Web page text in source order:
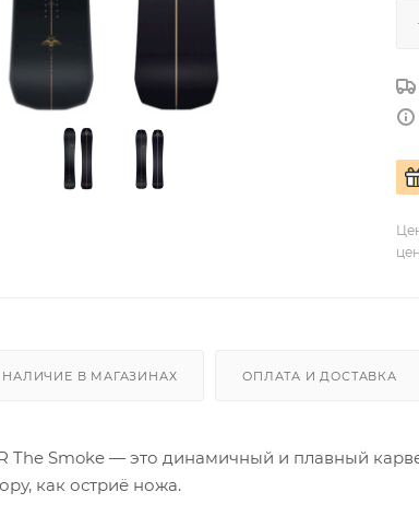
НАЛИЧИЕ В МАГАЗИНАХ ОПЛАТА И ДОСТАВКА
The Smoke — это динамичный и плавный
как остриё ножа.